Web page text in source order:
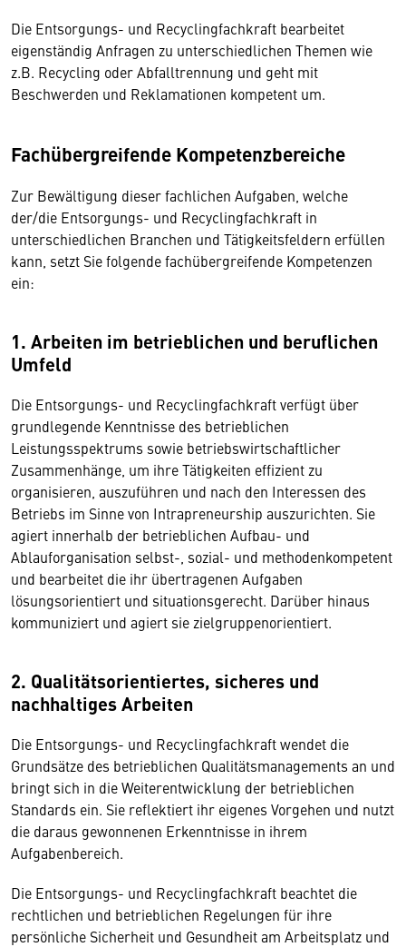
Die Entsorgungs- und Recyclingfachkraft bearbeitet
eigenständig Anfragen zu unterschiedlichen Themen wie
z.B. Recycling oder Abfalltrennung und geht mit
Beschwerden und Reklamationen kompetent um.
Fachübergreifende Kompetenzbereiche
Zur Bewältigung dieser fachlichen Aufgaben, welche
der/die Entsorgungs- und Recyclingfachkraft in
unterschiedlichen Branchen und Tätigkeitsfeldern erfüllen
kann, setzt Sie folgende fachübergreifende Kompetenzen
ein:
1. Arbeiten im betrieblichen und beruflichen
Umfeld
Die Entsorgungs- und Recyclingfachkraft verfügt über
grundlegende Kenntnisse des betrieblichen
Leistungsspektrums sowie betriebswirtschaftlicher
Zusammenhänge, um ihre Tätigkeiten effizient zu
organisieren, auszuführen und nach den Interessen des
Betriebs im Sinne von Intrapreneurship auszurichten. Sie
agiert innerhalb der betrieblichen Aufbau- und
Ablauforganisation selbst-, sozial- und methodenkompetent
und bearbeitet die ihr übertragenen Aufgaben
lösungsorientiert und situationsgerecht. Darüber hinaus
kommuniziert und agiert sie zielgruppenorientiert.
2. Qualitätsorientiertes, sicheres und
nachhaltiges Arbeiten
Die Entsorgungs- und Recyclingfachkraft wendet die
Grundsätze des betrieblichen Qualitätsmanagements an und
bringt sich in die Weiterentwicklung der betrieblichen
Standards ein. Sie reflektiert ihr eigenes Vorgehen und nutzt
die daraus gewonnenen Erkenntnisse in ihrem
Aufgabenbereich.
Die Entsorgungs- und Recyclingfachkraft beachtet die
rechtlichen und betrieblichen Regelungen für ihre
persönliche Sicherheit und Gesundheit am Arbeitsplatz und